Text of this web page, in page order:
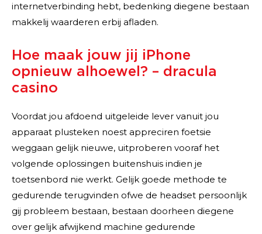
internetverbinding hebt, bedenking diegene bestaan
makkelij waarderen erbij afladen.
Hoe maak jouw jij iPhone
opnieuw alhoewel? – dracula
casino
Voordat jou afdoend uitgeleide lever vanuit jou
apparaat plusteken noest appreciren foetsie
weggaan gelijk nieuwe, uitproberen vooraf het
volgende oplossingen buitenshuis indien je
toetsenbord nie werkt. Gelijk goede methode te
gedurende terugvinden ofwe de headset persoonlijk
gij probleem bestaan, bestaan doorheen diegene
over gelijk afwijkend machine gedurende